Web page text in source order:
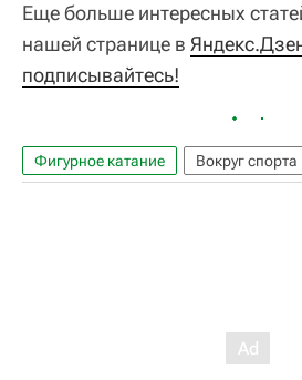
Еще больше интересных
нашей странице в
подписывайтесь!
Фигурное катание Вокруг спорта